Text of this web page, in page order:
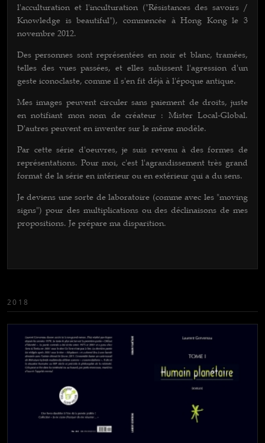
l'acculturation et l'inculturation ("Résistances des savoirs /
Knowledge is beautiful"), commencée à Hong Kong le 3
novembre 2012.
Des personnes sont représentées en noir et blanc, tramées,
telles des vues passées, et elles subissent l'agression d'un
geste iconoclaste, comme il s'en fit déjà à l'époque antique.
Mes images peuvent circuler sans paiement de droits, juste
en notifiant mon nom de créateur : Mister Local-Global.
D'autres peuvent en inventer sur le même modèle.
Par cette série d'oeuvres, je suis revenu à des formes de
représentations. Pour moi, c'est l'agrandissement très grand
format de la série en intérieur ou en extérieur qui a du sens.
Je deviens une sorte de laboratoire (comme avec les "moving
signs") pour des multiplications ou des déclinaisons de mes
propositions. Je prépare ma disparition.
2018